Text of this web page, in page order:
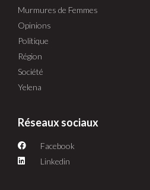
Murmures de Femmes
Opinions
Politique
Région
Société
Yelena
Réseaux sociaux
Facebook
Linkedin